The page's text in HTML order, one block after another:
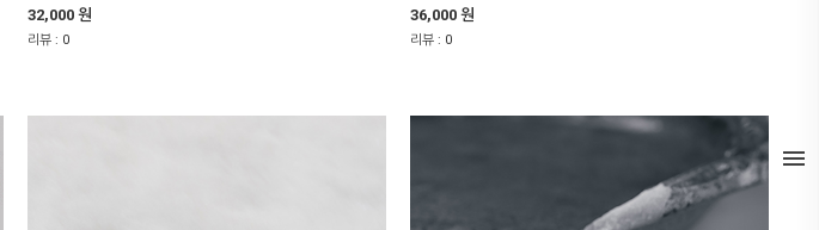
32,000 원
리뷰 : 0
36,000 원
리뷰 : 0